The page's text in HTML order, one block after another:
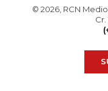
© 2026, RCN